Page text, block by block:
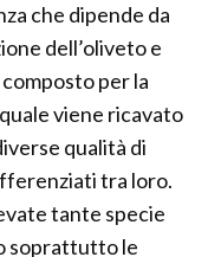
che dipende da
dell’oliveto e
per la
viene ricavato
qualità di
tra loro.
tante specie
soprattutto le